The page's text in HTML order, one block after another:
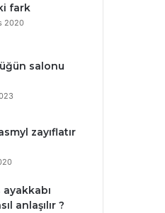
fark
2020
salonu
zayıflatır
anlaşılır ?